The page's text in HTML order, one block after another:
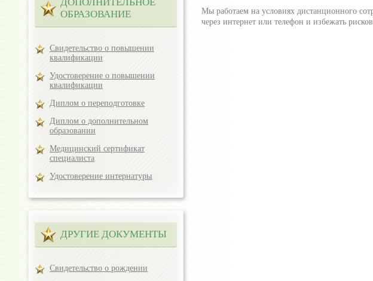
Мы работаем на условиях дистанционного
через интернет или телефон и избежать
ОБРАЗОВАНИЕ
Свидетельство о повышении
квалификации
Удостоверение о повышении
квалификации
Диплом о переподготовке
Диплом о дополнительном
образовании
Медицинский сертификат
специалиста
Удостоверение интернатуры
ДРУГИЕ ДОКУМЕНТЫ
Свидетельство о рождении